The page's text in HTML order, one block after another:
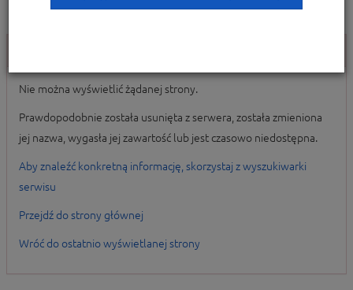
Nie można wyświetlić żądanej strony.
Prawdopodobnie została usunięta z serwera, została zmieniona
jej nazwa, wygasła jej zawartość lub jest czasowo niedostępna.
Aby znaleźć konkretną informację, skorzystaj z wyszukiwarki
serwisu
Przejdź do strony głównej
Wróć do ostatnio wyświetlanej strony